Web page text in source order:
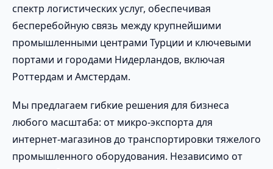
спектр логистических услуг, обеспечивая
бесперебойную связь между крупнейшими
промышленными центрами Турции и ключевыми
портами и городами Нидерландов, включая
Роттердам и Амстердам.
Мы предлагаем гибкие решения для бизнеса
любого масштаба: от микро-экспорта для
интернет-магазинов до транспортировки тяжелого
промышленного оборудования. Независимо от